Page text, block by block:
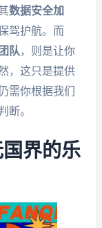
数据安全加
驾护航。而
队 ，则是让你
，这只是提供
需你根据我们
断。
界的乐